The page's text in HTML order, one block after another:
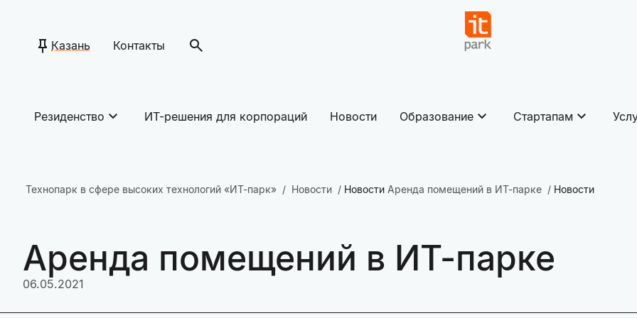
Казань Контакты
Резиденство ИТ-решения для корпораций Новости Образование Стартапам
Технопарк в сфере высоких технологий «ИТ-парк» Новости Новости Аренда помещений в ИТ-парке Новости
Аренда помещений в ИТ-парке
06.05.2021